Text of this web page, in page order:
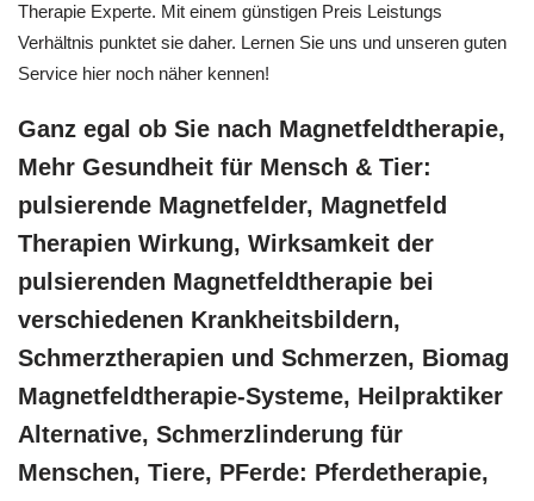
Therapie Experte. Mit einem günstigen Preis Leistungs
Verhältnis punktet sie daher. Lernen Sie uns und unseren guten
Service hier noch näher kennen!
Ganz egal ob Sie nach Magnetfeldtherapie,
Mehr Gesundheit für Mensch & Tier:
pulsierende Magnetfelder, Magnetfeld
Therapien Wirkung, Wirksamkeit der
pulsierenden Magnetfeldtherapie bei
verschiedenen Krankheitsbildern,
Schmerztherapien und Schmerzen, Biomag
Magnetfeldtherapie-Systeme, Heilpraktiker
Alternative, Schmerzlinderung für
Menschen, Tiere, PFerde: Pferdetherapie,